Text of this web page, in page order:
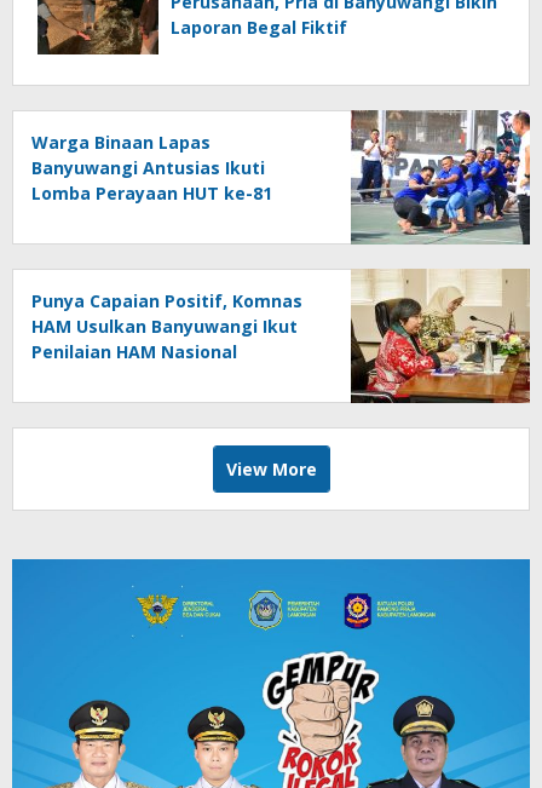
Laporan Begal Fiktif
Warga Binaan Lapas
Banyuwangi Antusias Ikuti
Lomba Perayaan HUT ke-81
Punya Capaian Positif, Komnas
HAM Usulkan Banyuwangi Ikut
Penilaian HAM Nasional
View More